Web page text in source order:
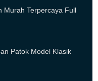
Murah Terpercaya Full
Patok Model Klasik